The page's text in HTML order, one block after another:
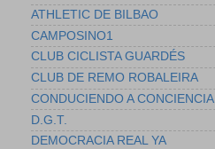
ATHLETIC DE BILBAO
CAMPOSINO1
CLUB CICLISTA GUARDÉS
CLUB DE REMO ROBALEIRA
CONDUCIENDO A CONCIENCIA
D.G.T.
DEMOCRACIA REAL YA